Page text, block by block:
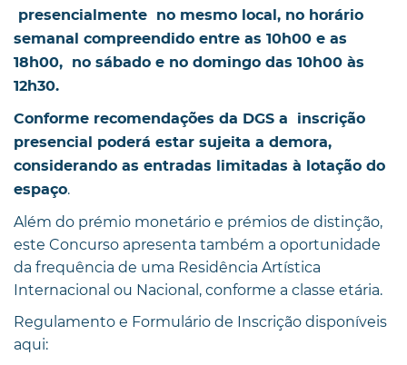
presencialmente no mesmo local, no horário
semanal compreendido entre as 10h00 e as
18h00, no sábado e no domingo das 10h00 às
12h30.
Conforme recomendações da DGS a inscrição
presencial poderá estar sujeita a demora,
considerando as entradas limitadas à lotação do
espaço.
Além do prémio monetário e prémios de distinção,
este Concurso apresenta também a oportunidade
da frequência de uma Residência Artística
Internacional ou Nacional, conforme a classe etária.
Regulamento e Formulário de Inscrição disponíveis
aqui: